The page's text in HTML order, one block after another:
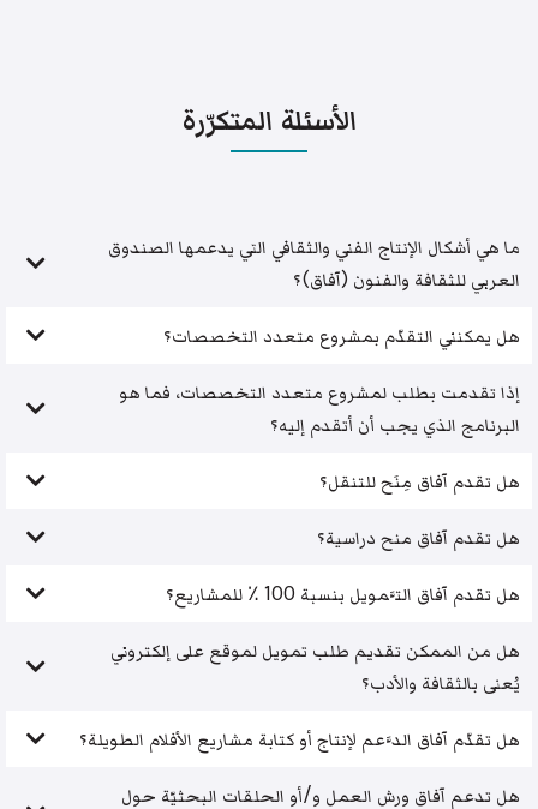
الأسئلة المتكرّرة
ما هي أشكال الإنتاج الفني والثقافي التي يدعمها الصندوق
العربي للثقافة والفنون (آفاق)؟
هل يمكنني التقدّم بمشروع متعدد التخصصات؟
إذا تقدمت بطلب لمشروع متعدد التخصصات، فما هو
البرنامج الذي يجب أن أتقدم إليه؟
هل تقدم آفاق مِنَح للتنقل؟
هل تقدم آفاق منح دراسية؟
هل تقدم آفاق التَّمويل بنسبة 100 ٪ للمشاريع؟
هل من الممكن تقديم طلب تمويل لموقع على إلكتروني
يُعنى بالثقافة والأدب؟
هل تقدّم آفاق الدَّعم لإنتاج أو كتابة مشاريع الأفلام الطويلة؟
هل تدعم آفاق ورش العمل و/أو الحلقات البحثيّة حول